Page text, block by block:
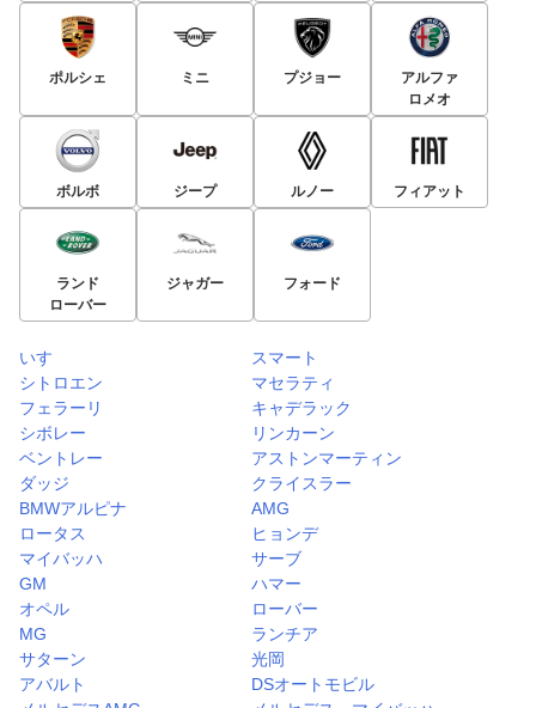
ポルシェ ミニ プジョー
アルファ
ロメオ
ボルボ ジープ ルノー フィアット
ランド
ローバー
ジャガー フォード
いすゞ
スマート
シトロエン
マセラティ
フェラーリ
キャデラック
シボレー
リンカーン
ベントレー
アストンマーティン
ダッジ
クライスラー
BMWアルピナ
AMG
ロータス
ヒョンデ
マイバッハ
サーブ
GM
ハマー
オペル
ローバー
MG
ランチア
サターン
光岡
アバルト
DSオートモビル